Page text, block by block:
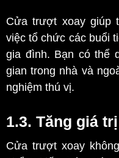
Cửa trượt xoay giúp
việc tổ chức các buổi
gia đình. Bạn có thể
gian trong nhà và
nghiệm thú vị.
1.3. Tăng giá
Cửa trượt xoay